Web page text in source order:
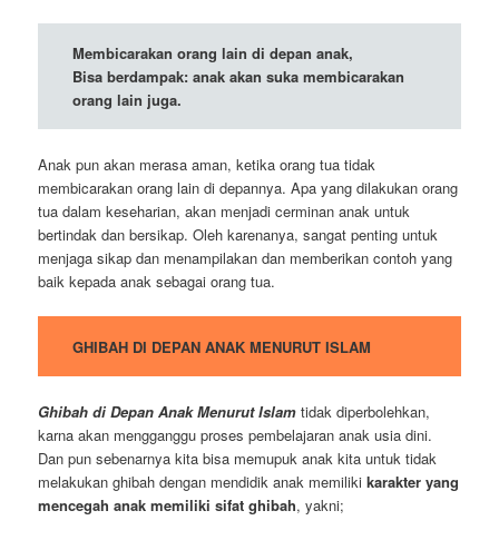
Membicarakan orang lain di depan anak,
Bisa berdampak: anak akan suka membicarakan
orang lain juga.
Anak pun akan merasa aman, ketika orang tua tidak
membicarakan orang lain di depannya. Apa yang dilakukan orang
tua dalam keseharian, akan menjadi cerminan anak untuk
bertindak dan bersikap. Oleh karenanya, sangat penting untuk
menjaga sikap dan menampilakan dan memberikan contoh yang
baik kepada anak sebagai orang tua.
GHIBAH DI DEPAN ANAK MENURUT ISLAM
Ghibah di Depan Anak Menurut Islam tidak diperbolehkan,
karna akan mengganggu proses pembelajaran anak usia dini.
Dan pun sebenarnya kita bisa memupuk anak kita untuk tidak
melakukan ghibah dengan mendidik anak memilikikarakter yang
mencegah anak memiliki sifat ghibah, yakni;